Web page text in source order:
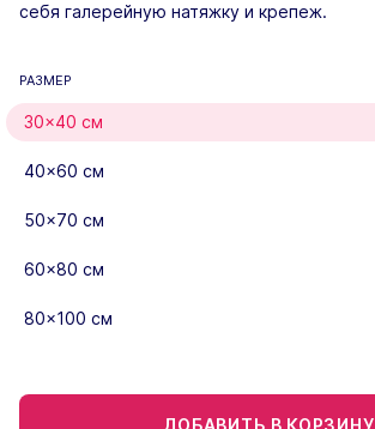
себя галерейную натяжку и крепеж.
РАЗМЕР
30×40 см
40×60 см
50×70 см
60×80 см
80×100 см